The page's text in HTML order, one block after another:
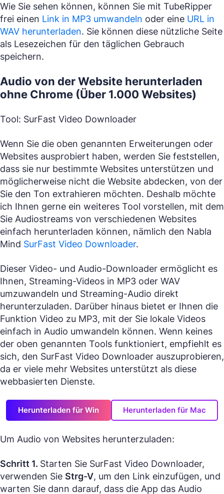
Wie Sie sehen können, können Sie mit TubeRipper
frei einen Link in MP3 umwandeln oder eine URL in
WAV herunterladen. Sie können diese nützliche Seite
als Lesezeichen für den täglichen Gebrauch
speichern.
Audio von der Website herunterladen
ohne Chrome (Über 1.000 Websites)
Tool: SurFast Video Downloader
Wenn Sie die oben genannten Erweiterungen oder
Websites ausprobiert haben, werden Sie feststellen,
dass sie nur bestimmte Websites unterstützen und
möglicherweise nicht die Website abdecken, von der
Sie den Ton extrahieren möchten. Deshalb möchte
ich Ihnen gerne ein weiteres Tool vorstellen, mit dem
Sie Audiostreams von verschiedenen Websites
einfach herunterladen können, nämlich den Nabla
Mind SurFast Video Downloader.
Dieser Video- und Audio-Downloader ermöglicht es
Ihnen, Streaming-Videos in MP3 oder WAV
umzuwandeln und Streaming-Audio direkt
herunterzuladen. Darüber hinaus bietet er Ihnen die
Funktion Video zu MP3, mit der Sie lokale Videos
einfach in Audio umwandeln können. Wenn keines
der oben genannten Tools funktioniert, empfiehlt es
sich, den SurFast Video Downloader auszuprobieren,
da er viele mehr Websites unterstützt als diese
webbasierten Dienste.
Herunterladen für Win Herunterladen für Mac
Um Audio von Websites herunterzuladen:
Schritt 1. Starten Sie SurFast Video Downloader,
verwenden Sie Strg-V, um den Link einzufügen, und
warten Sie dann darauf, dass die App das Audio